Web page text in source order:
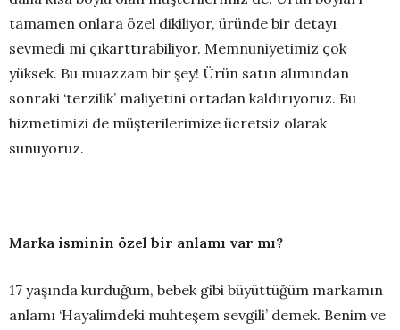
tamamen onlara özel dikiliyor, üründe bir detayı
sevmedi mi çıkarttırabiliyor. Memnuniyetimiz çok
yüksek. Bu muazzam bir şey! Ürün satın alımından
sonraki ‘terzilik’ maliyetini ortadan kaldırıyoruz. Bu
hizmetimizi de müşterilerimize ücretsiz olarak
sunuyoruz.
Marka isminin özel bir anlamı var mı?
17 yaşında kurduğum, bebek gibi büyüttüğüm markamın
anlamı ‘Hayalimdeki muhteşem sevgili’ demek. Benim ve